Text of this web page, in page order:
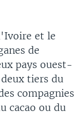
et le
de
pays ouest-
tiers du
compagnies
cacao ou du